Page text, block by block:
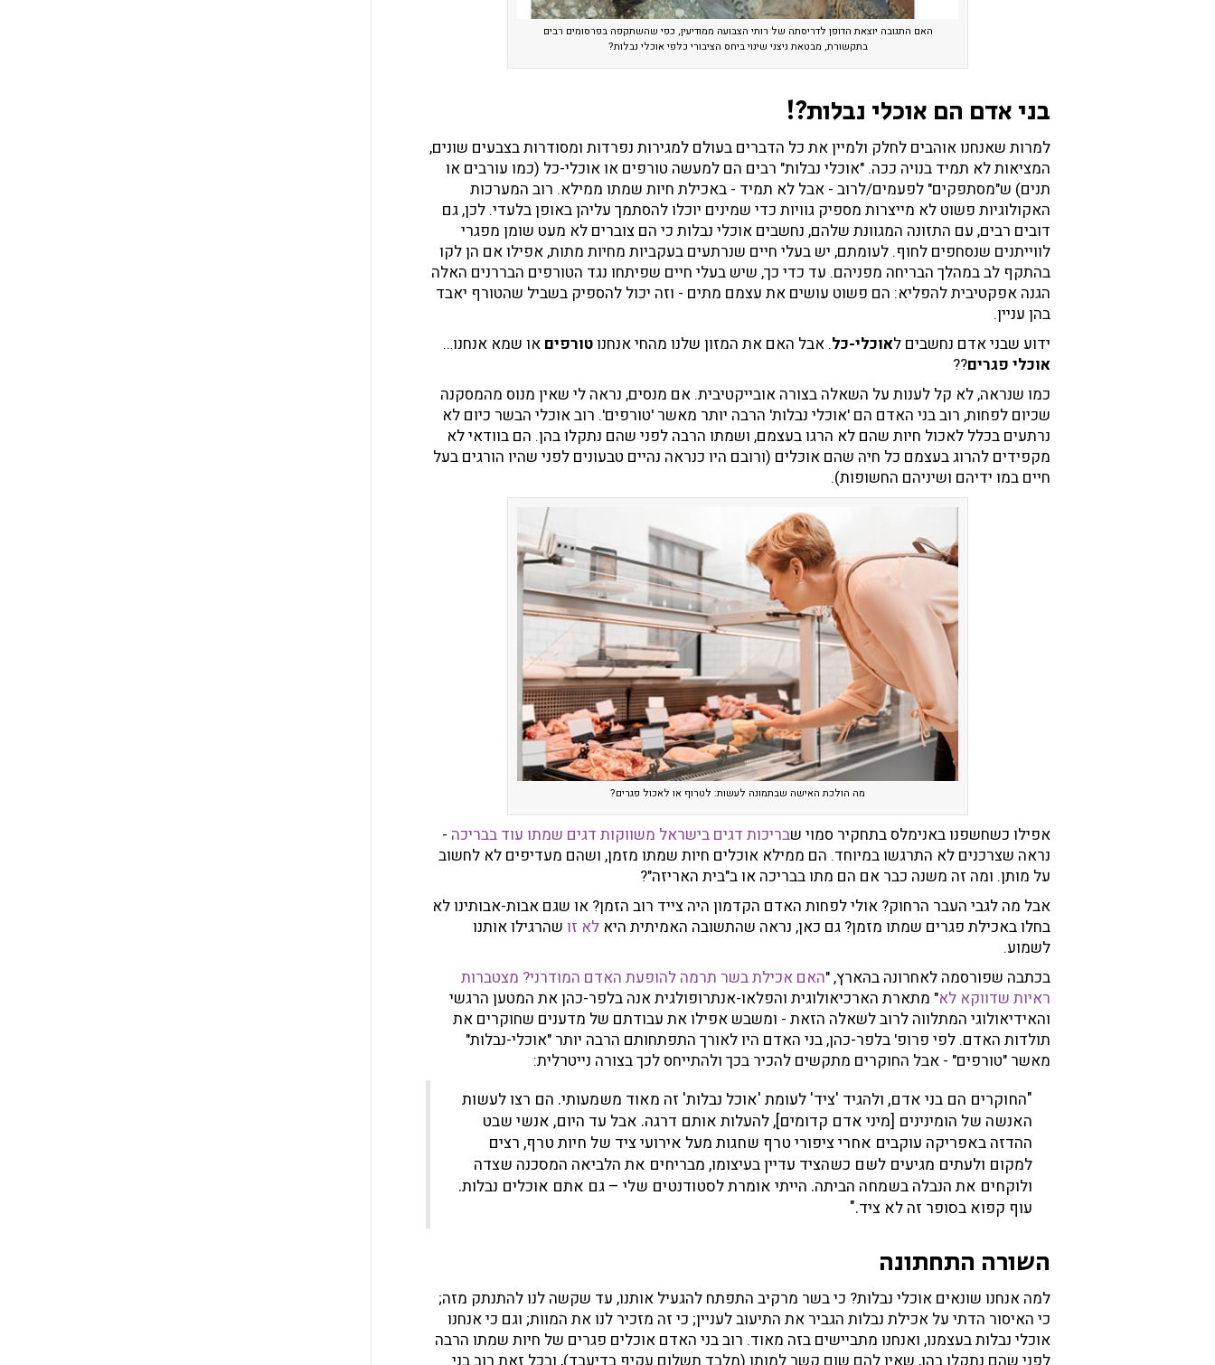
האם התגובה יוצאת הדופן לדריסתה של רותי הצבועה ממודיעין, כפי שהשתקפה בפרסומים רבים
בתקשורת, מבטאת ניצני שינוי ביחס הציבורי כלפי אוכלי נבלות?
בני אדם הם אוכלי נבלות?!
למרות שאנחנו אוהבים לחלק ולמיין את כל הדברים בעולם למגירות נפרדות ומסודרות בצבעים שונים,
המציאות לא תמיד בנויה ככה. "אוכלי נבלות" רבים הם למעשה טורפים או אוכלי-כל (כמו עורבים או
תנים) ש"מסתפקים" לפעמים/לרוב - אבל לא תמיד - באכילת חיות שמתו ממילא. רוב המערכות
האקולוגיות פשוט לא מייצרות מספיק גוויות כדי שמינים יוכלו להסתמך עליהן באופן בלעדי. לכן, גם
דובים רבים, עם התזונה המגוונת שלהם, נחשבים אוכלי נבלות כי הם צוברים לא מעט שומן מפגרי
לווייתנים שנסחפים לחוף. לעומתם, יש בעלי חיים שנרתעים בעקביות מחיות מתות, אפילו אם הן לקו
בהתקף לב במהלך הבריחה מפניהם. עד כדי כך, שיש בעלי חיים שפיתחו נגד הטורפים הבררנים האלה
הגנה אפקטיבית להפליא: הם פשוט עושים את עצמם מתים - וזה יכול להספיק בשביל שהטורף יאבד
בהן עניין.
ידוע שבני אדם נחשבים לאוכלי-כל. אבל האם את המזון שלנו מהחי אנחנוטורפים או שמא אנחנו…
אוכלי פגרים??
כמו שנראה, לא קל לענות על השאלה בצורה אובייקטיבית. אם מנסים, נראה לי שאין מנוס מהמסקנה
שכיום לפחות, רוב בני האדם הם 'אוכלי נבלות' הרבה יותר מאשר 'טורפים'. רוב אוכלי הבשר כיום לא
נרתעים בכלל לאכול חיות שהם לא הרגו בעצמם, ושמתו הרבה לפני שהם נתקלו בהן. הם בוודאי לא
מקפידים להרוג בעצמם כל חיה שהם אוכלים (ורובם היו כנראה נהיים טבעונים לפני שהיו הורגים בעל
חיים במו ידיהם ושיניהם החשופות).
מה הולכת האישה שבתמונה לעשות: לטרוף או לאכול פגרים?
אפילו כשחשפנו באנימלס בתחקיר סמוי שבריכות דגים בישראל משווקות דגים שמתו עוד בבריכה -
נראה שצרכנים לא התרגשו במיוחד. הם ממילא אוכלים חיות שמתו מזמן, ושהם מעדיפים לא לחשוב
על מותן. ומה זה משנה כבר אם הם מתו בבריכה או ב"בית האריזה"?
אבל מה לגבי העבר הרחוק? אולי לפחות האדם הקדמון היה צייד רוב הזמן? או שגם אבות-אבותינו לא
בחלו באכילת פגרים שמתו מזמן? גם כאן, נראה שהתשובה האמיתית היא לא זו שהרגילו אותנו
לשמוע.
בכתבה שפורסמה לאחרונה בהארץ, "האם אכילת בשר תרמה להופעת האדם המודרני? מצטברות
ראיות שדווקא לא" מתארת הארכיאולוגית והפלאו-אנתרופולגית אנה בלפר-כהן את המטען הרגשי
והאידיאולוגי המתלווה לרוב לשאלה הזאת - ומשבש אפילו את עבודתם של מדענים שחוקרים את
תולדות האדם. לפי פרופ' בלפר-כהן, בני האדם היו לאורך התפתחותם הרבה יותר "אוכלי-נבלות"
מאשר "טורפים" - אבל החוקרים מתקשים להכיר בכך ולהתייחס לכך בצורה נייטרלית:
"החוקרים הם בני אדם, ולהגיד 'ציד' לעומת 'אוכל נבלות' זה מאוד משמעותי. הם רצו לעשות
האנשה של הומינינים [מיני אדם קדומים], להעלות אותם דרגה. אבל עד היום, אנשי שבט
ההדזה באפריקה עוקבים אחרי ציפורי טרף שחגות מעל אירועי ציד של חיות טרף, רצים
למקום ולעתים מגיעים לשם כשהציד עדיין בעיצומו, מבריחים את הלביאה המסכנה שצדה
ולוקחים את הנבלה בשמחה הביתה. הייתי אומרת לסטודנטים שלי – גם אתם אוכלים נבלות.
עוף קפוא בסופר זה לא ציד."
השורה התחתונה
למה אנחנו שונאים אוכלי נבלות? כי בשר מרקיב התפתח להגעיל אותנו, עד שקשה לנו להתנתק מזה;
כי האיסור הדתי על אכילת נבלות הגביר את התיעוב לעניין; כי זה מזכיר לנו את המוות; וגם כי אנחנו
אוכלי נבלות בעצמנו, ואנחנו מתביישים בזה מאוד. רוב בני האדם אוכלים פגרים של חיות שמתו הרבה